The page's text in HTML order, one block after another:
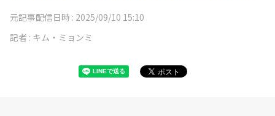
元記事配信日時 : 2025/09/10 15:10
記者 : キム・ミョンミ